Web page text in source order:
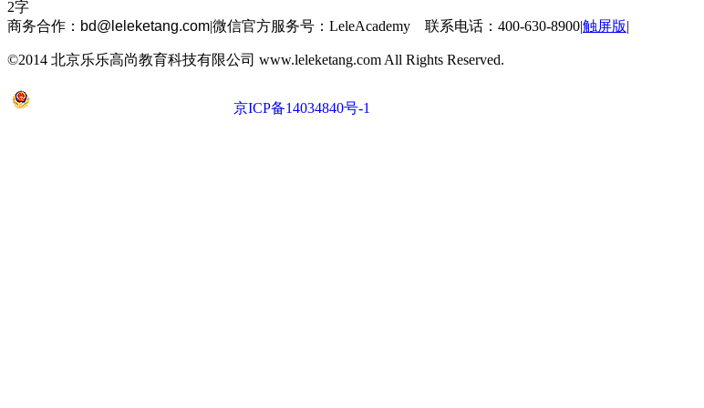
2字
商务合作： bd@leleketang.com|微信官方服务号：LeleAcademy 联系电话：400-630-8900|触屏版|
©2014 北京乐乐高尚教育科技有限公司 www.leleketang.com All Rights Reserved.
京ICP备14034840号-1